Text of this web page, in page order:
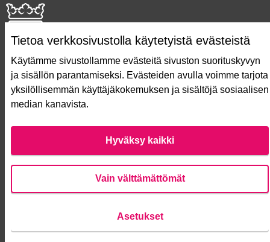
Tietoa verkkosivustolla käytetyistä evästeistä
Käytämme sivustollamme evästeitä sivuston suorituskyvyn
ja sisällön parantamiseksi. Evästeiden avulla voimme tarjota
yksilöllisemmän käyttäjäkokemuksen ja sisältöjä sosiaalisen
median kanavista.
Hyväksy kaikki
Vain välttämättömät
Asetukset
Näin äänestät Asukasbudjetissa
Asukasbudjetin vaiheet
Usein kysytyt kysymykset
Saavutettavuusseloste
Lataa avoimet datatiedostot
Evästeasetukset